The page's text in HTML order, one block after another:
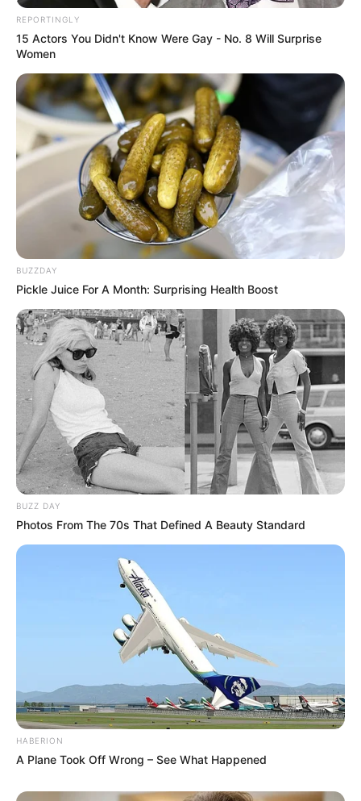
REPORTINGLY
15 Actors You Didn't Know Were Gay - No. 8 Will Surprise
Women
BUZZDAY
Pickle Juice For A Month: Surprising Health Boost
BUZZ DAY
Photos From The 70s That Defined A Beauty Standard
HABERION
A Plane Took Off Wrong – See What Happened